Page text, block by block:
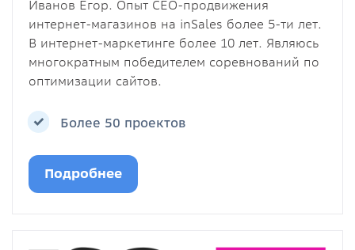
Иванов Егор. Опыт СЕО-продвижения
интернет-магазинов на inSales более 5-ти лет.
В интернет-маркетинге более 10 лет. Являюсь
многократным победителем соревнований по
оптимизации сайтов.
Более 50 проектов
Подробнее